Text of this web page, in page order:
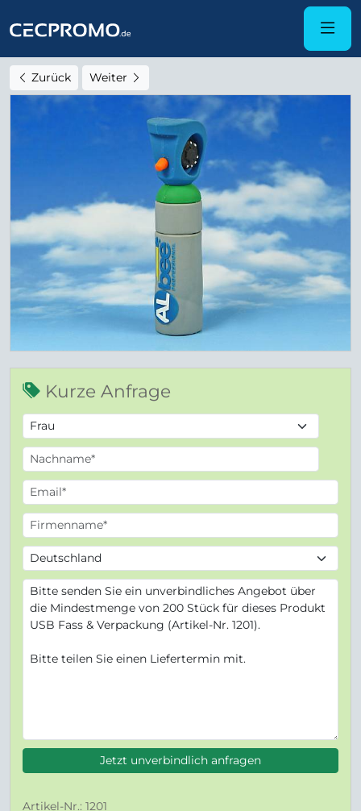
Zurück Weiter
Kurze Anfrage
Jetzt unverbindlich anfragen
Artikel-Nr.: 1201